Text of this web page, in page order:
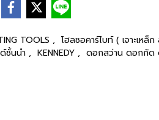
TOOLS , โฮลซอคาร์ไบท์ ( เจาะเหล็
ชั้นนำ , KENNEDY , ดอกสว่าน ดอกกัด